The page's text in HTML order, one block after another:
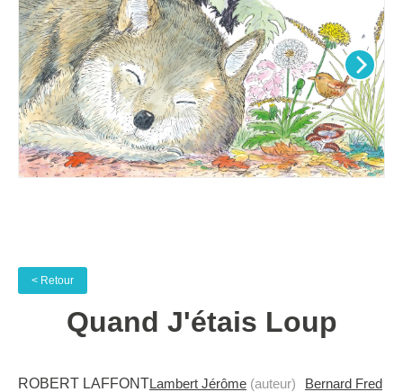
< Retour
Quand J'étais Loup
ROBERT LAFFONTLambert Jérôme (auteur)
Bernard Fred